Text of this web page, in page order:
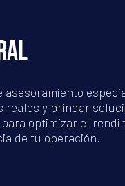
reales y brindar
optimizar el
de tu operación.